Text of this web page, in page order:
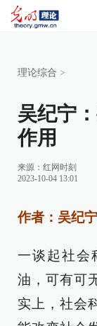
理论综合 >
吴纪宁
作用
来源： 红网时刻
2023-10-04 13:01
作者：吴纪
一谈起社会
油，可有可
实上，社会